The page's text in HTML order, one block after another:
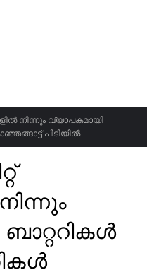
നിന്നും വ്യാപകമായി
പിടിയിൽ